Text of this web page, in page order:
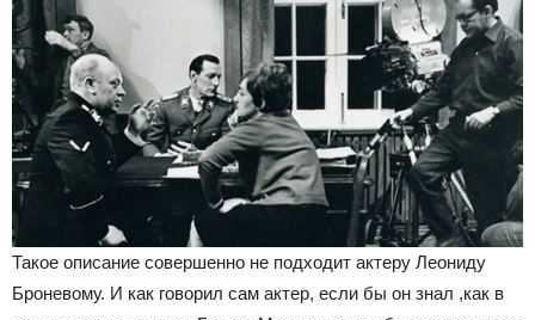
Такое описание совершенно не подходит актеру Леониду
Броневому. И как говорил сам актер, если бы он знал ,как в